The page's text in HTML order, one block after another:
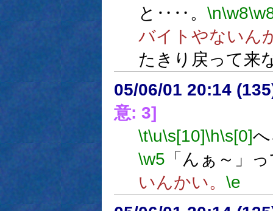
と‥‥。 \n\w8
バイトやないん
たきり戻って来
05/06/01 20:14
意: 3]
\t\u\s[10]\h\s[0]
\w5 「んぁ～」
いんかい。 \e